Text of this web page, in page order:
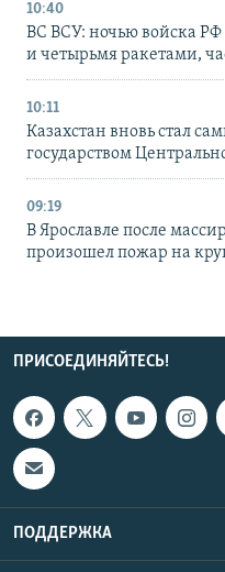
10:40
ВС ВСУ: ночью войска
и четырьмя ракетами,
10:11
Казахстан вновь стал
государством
09:19
В Ярославле после
произошел пожар на
ПРИСОЕДИНЯЙТЕСЬ!
ПОДДЕРЖКА